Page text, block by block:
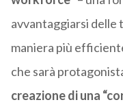
avvantaggiarsi delle
maniera più
che sarà
creazione di una